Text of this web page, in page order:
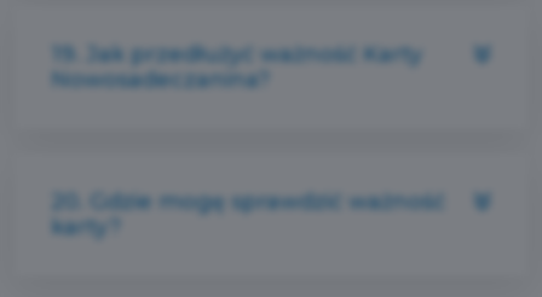
19. Jak przedłużyć ważność Karty
Nowosadeczanina?
karty?